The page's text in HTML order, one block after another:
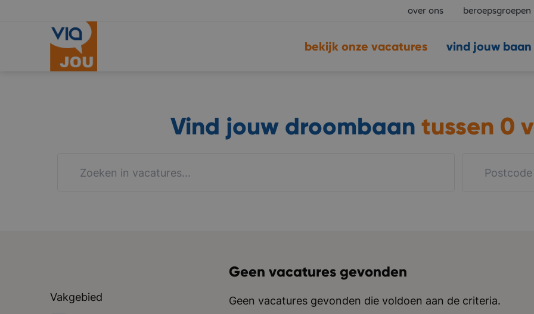
over ons beroepsgroepen
vind jouw baan
bekijk onze vacatures
Vind jouw droombaan tussen 0
Vakgebied
Geen vacatures gevonden
Geen vacatures gevonden die voldoen aan de criteria.